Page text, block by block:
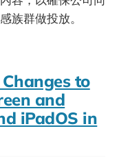
族群做投放。
to
and
iPadOS in